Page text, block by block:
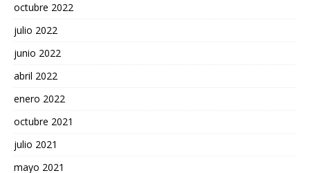
octubre 2022
julio 2022
junio 2022
abril 2022
enero 2022
octubre 2021
julio 2021
mayo 2021